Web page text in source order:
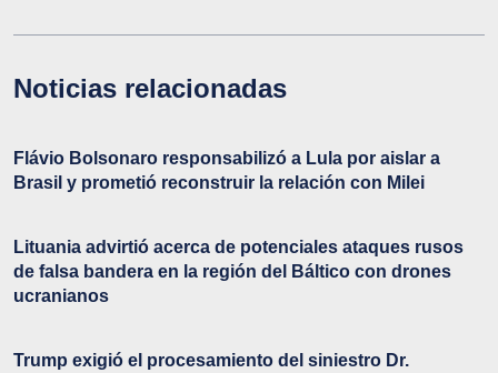
Noticias relacionadas
Flávio Bolsonaro responsabilizó a Lula por aislar a
Brasil y prometió reconstruir la relación con Milei
Lituania advirtió acerca de potenciales ataques rusos
de falsa bandera en la región del Báltico con drones
ucranianos
Trump exigió el procesamiento del siniestro Dr.